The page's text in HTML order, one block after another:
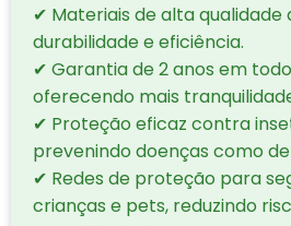
✔ Materiais de alta
durabilidade e eficiência.
✔ Garantia de 2 anos em
oferecendo mais
✔ Proteção eficaz contra
prevenindo doenças como
✔ Redes de proteção para
crianças e pets, reduzindo